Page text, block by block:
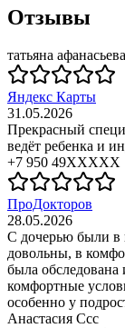
Отзывы
татьяна афанасьева
Яндекс Карты
31.05.2026
Прекрасный
ведёт ребенка и
+7 950 49XXXXX
ПроДокторов
28.05.2026
С дочерью были в
довольны, в
была
комфортные
особенно у
Анастасия Ссс